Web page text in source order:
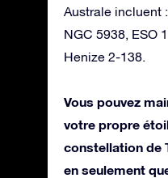
Australe incluent
NGC 5938, ESO
Henize 2-138.
Vous pouvez
votre propre
constellation de
en seulement